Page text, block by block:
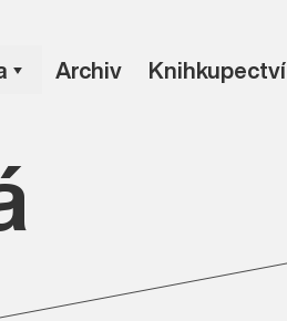
Archiv Knihkupectví